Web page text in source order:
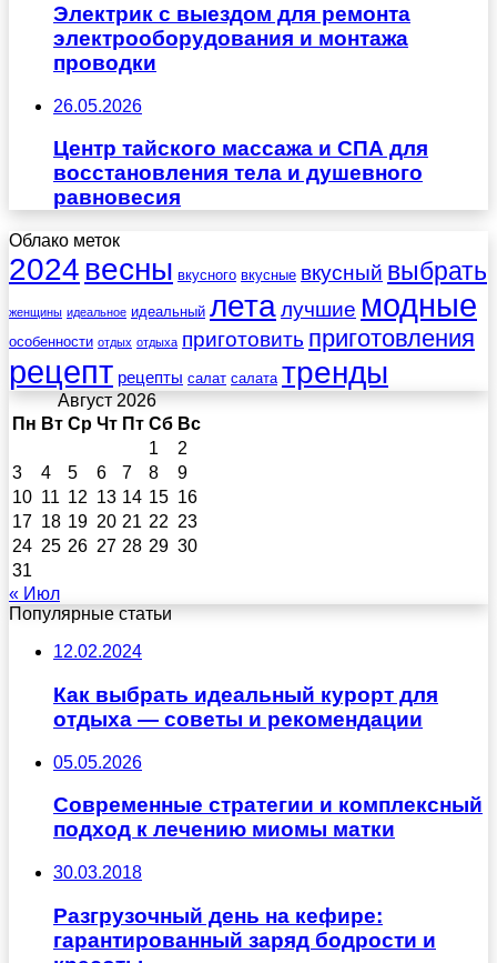
Электрик с выездом для ремонта
электрооборудования и монтажа
проводки
26.05.2026
Центр тайского массажа и СПА для
восстановления тела и душевного
равновесия
Облако меток
2024 весны вкусного вкусные вкусный выбрать
женщины идеальное идеальный леталучшие модные
особенности отдых отдыха приготовить приготовления
рецепт рецепты салат салата тренды
Август 2026
Пн Вт Ср Чт Пт Сб Вс
1
2
3
4 5 6 7 8
9
10 11 12 13 14 15 16
17 18 19 20 21 22 23
24 25 26 27 28 29 30
31
« Июл
Популярные статьи
12.02.2024
Как выбрать идеальный курорт для
отдыха — советы и рекомендации
05.05.2026
Современные стратегии и комплексный
подход к лечению миомы матки
30.03.2018
Разгрузочный день на кефире:
гарантированный заряд бодрости и